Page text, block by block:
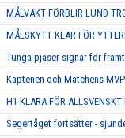
MÅLVAKT FÖRBLIR LUND
MÅLSKYTT KLAR FÖR
Tunga pjäser signar för
Kaptenen och Matchens
H1 KLARA FÖR ALLSVENSKT
Segertåget fortsätter -